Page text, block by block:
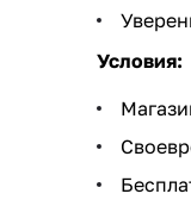
Условия: